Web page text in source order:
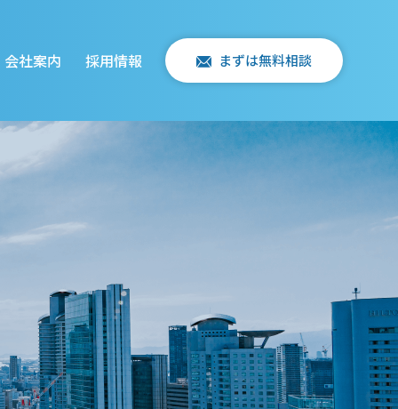
会社案内 採用情報 まずは無料相談